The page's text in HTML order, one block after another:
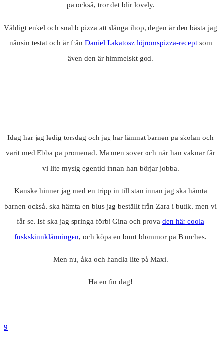
på också, tror det blir lovely.
Väldigt enkel och snabb pizza att slänga ihop, degen är den bästa jag
nånsin testat och är från Daniel Lakatosz löjromspizza-receptsom
även den är himmelskt god.
Idag har jag ledig torsdag och jag har lämnat barnen på skolan och
varit med Ebba på promenad. Mannen sover och när han vaknar får
vi lite mysig egentid innan han börjar jobba.
Kanske hinner jag med en tripp in till stan innan jag ska hämta
barnen också, ska hämta en blus jag beställt från Zara i butik, men vi
får se. Isf ska jag springa förbi Gina och prova den här coola
fuskskinnklänningen, och köpa en bunt blommor på Bunches.
Men nu, åka och handla lite på Maxi.
Ha en fin dag!
9